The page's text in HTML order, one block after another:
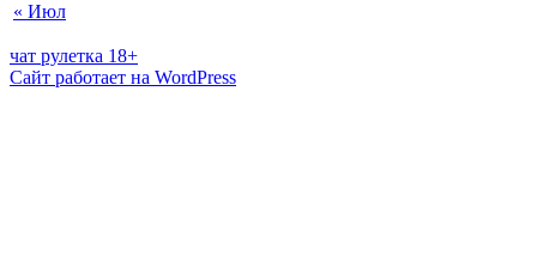
« Июл
чат рулетка 18+
Сайт работает на WordPress